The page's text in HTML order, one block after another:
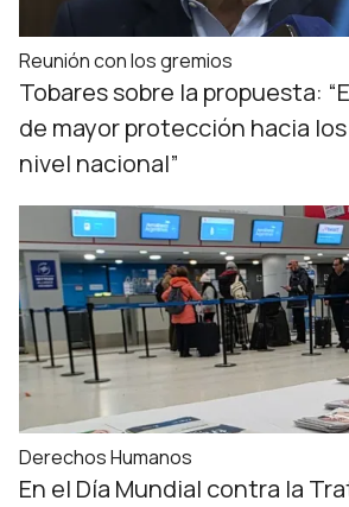
Reunión con los gremios
Tobares sobre la propuesta:
de mayor protección hacia
nivel nacional”
Derechos Humanos
En el Día Mundial contra la